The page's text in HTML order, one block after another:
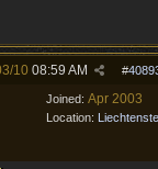
#
10 08:59 AM
Joined: Apr 2003
Location: